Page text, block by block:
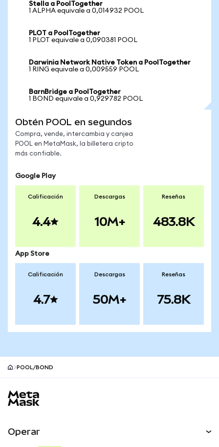
Stella a PoolTogether
1 ALPHA equivale a 0,014932 POOL
PLOT a PoolTogether
1 PLOT equivale a 0,090381 POOL
Darwinia Network Native Token a PoolTogether
1 RING equivale a 0,009559 POOL
BarnBridge a PoolTogether
1 BOND equivale a 0,929782 POOL
Obtén POOL en segundos
Compra, vende, intercambia y canjea
POOL en MetaMask, la billetera cripto
más confiable.
Google Play
Calificación
4.4
Descargas
10M+
Reseñas
483.8K
App Store
Calificación
4.7
Descargas
50M+
Reseñas
75.8K
POOL/BOND
Operar